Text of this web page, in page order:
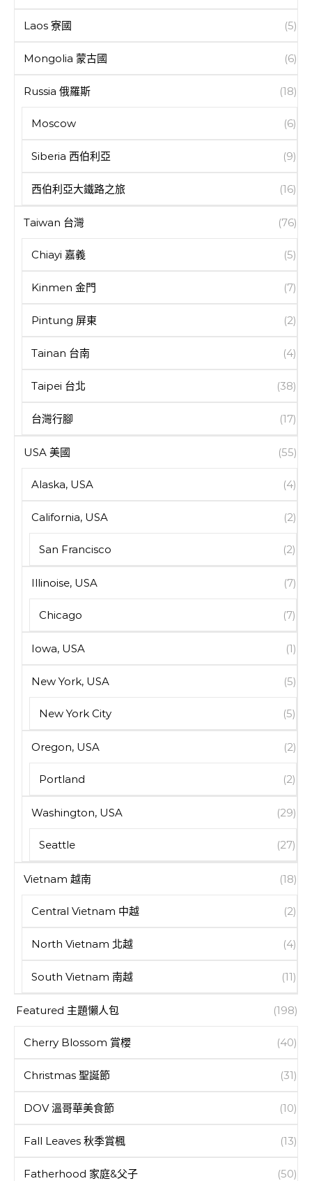
Laos 寮國 (5)
Mongolia 蒙古國 (6)
Russia 俄羅斯 (18)
Moscow (6)
Siberia 西伯利亞 (9)
西伯利亞大鐵路之旅 (16)
Taiwan 台灣 (76)
Chiayi 嘉義 (5)
Kinmen 金門 (7)
Pintung 屏東 (2)
Tainan 台南 (4)
Taipei 台北 (38)
台灣行腳 (17)
USA 美國 (55)
Alaska, USA (4)
California, USA (2)
San Francisco (2)
Illinoise, USA (7)
Chicago (7)
Iowa, USA (1)
New York, USA (5)
New York City (5)
Oregon, USA (2)
Portland (2)
Washington, USA (29)
Seattle (27)
Vietnam 越南 (18)
Central Vietnam 中越 (2)
North Vietnam 北越 (4)
South Vietnam 南越 (11)
Featured 主題懶人包 (198)
Cherry Blossom 賞櫻 (40)
Christmas 聖誕節 (31)
DOV 溫哥華美食節 (10)
Fall Leaves 秋季賞楓 (13)
Fatherhood 家庭&父子 (50)